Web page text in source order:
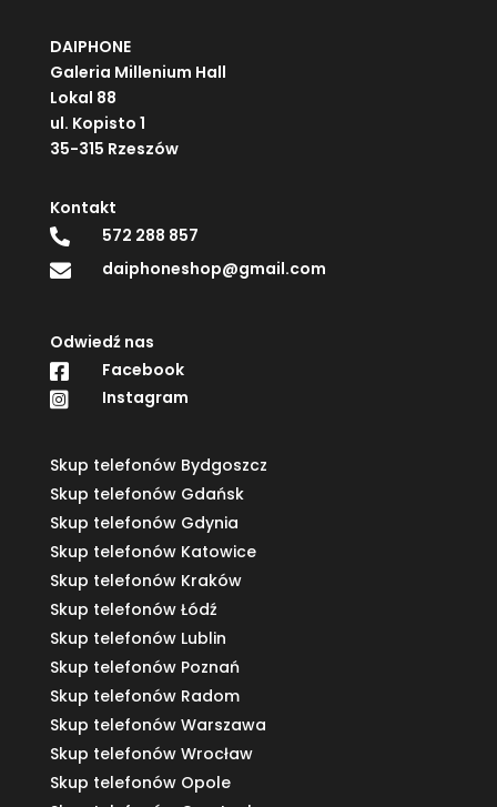
DAIPHONE
Galeria Millenium Hall
Lokal 88
ul. Kopisto 1
35-315 Rzeszów
Kontakt
 572 288 857
 daiphoneshop@gmail.com
Odwiedź nas
 Facebook
 Instagram
Skup telefonów Bydgoszcz
Skup telefonów Gdańsk
Skup telefonów Gdynia
Skup telefonów Katowice
Skup telefonów Kraków
Skup telefonów Łódź
Skup telefonów Lublin
Skup telefonów Poznań
Skup telefonów Radom
Skup telefonów Warszawa
Skup telefonów Wrocław
Skup telefonów Opole